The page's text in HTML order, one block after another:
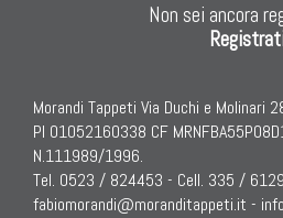
Non sei ancora
Morandi Tappeti Via Duchi e Molinari
PI 01052160338 CF
N.111989/1996.
Tel. 0523 / 824453 - Cell. 335 /
fabiomorandi@moranditappeti.it -